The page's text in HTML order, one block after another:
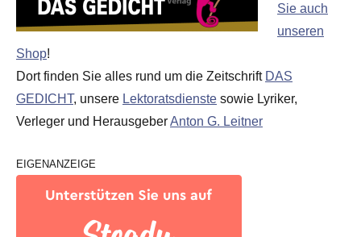
Sie auch
unseren
Shop!
Dort finden Sie alles rund um die Zeitschrift DAS
GEDICHT, unsere Lektoratsdienste sowie Lyriker,
Verleger und HerausgeberAnton G. Leitner
EIGENANZEIGE